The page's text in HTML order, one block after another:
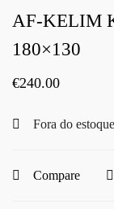
AF-KELIM
180×130
€240.00
Fora do estoque
Compare